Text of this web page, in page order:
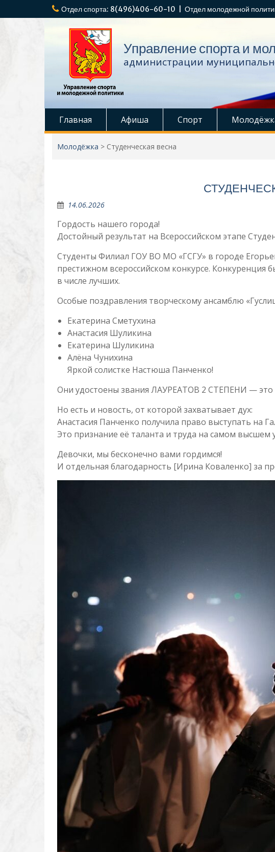
к
Отдел спорта: 8(496)406-60-10 | Отдел молодежной
Управление спорта и
администрации
Главная Афиша Спорт
Молодёжка > Студенческая весна
14.06.2026
Гордость нашего города!
Достойный результат на Всероссийском этапе
Студенты Филиал ГОУ ВО МО «ГСГУ» в городе
престижном всероссийском конкурсе.
в числе лучших.
Особые поздравления творческому ансамблю
Екатерина Сметухина
Анастасия Шуликина
Екатерина Шуликина
Алёна Чунихина
Яркой солистке Настюша Панченко!
Они удостоены звания ЛАУРЕАТОВ 2 СТЕПЕНИ —
Но есть и новость, от которой захватывает дух:
Анастасия Панченко получила право выступать на
Это признание её таланта и труда на самом высшем
Девочки, мы бесконечно вами гордимся!
И отдельная благодарность [Ирина Коваленко] за